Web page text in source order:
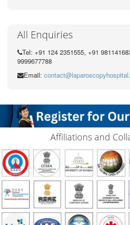
All Enquiries
Tel: +91 124 2351555, +91
9999677788
Email:
Affiliations and